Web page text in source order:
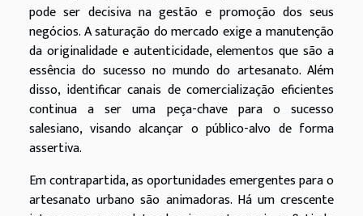
pode ser decisiva na gestão e promoção dos seus
negócios. A saturação do mercado exige a manutenção
da originalidade e autenticidade, elementos que são a
essência do sucesso no mundo do artesanato. Além
disso, identificar canais de comercialização eficientes
continua a ser uma peça-chave para o sucesso
salesiano, visando alcançar o público-alvo de forma
assertiva.
Em contrapartida, as oportunidades emergentes para o
artesanato urbano são animadoras. Há um crescente